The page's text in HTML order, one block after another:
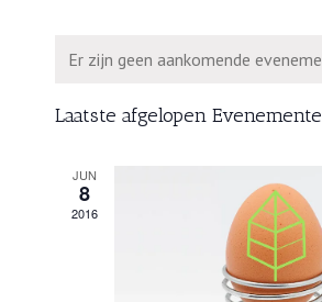
datum.
van
Er zijn geen aankomende
Laatste afgelopen
JUN
8
2016